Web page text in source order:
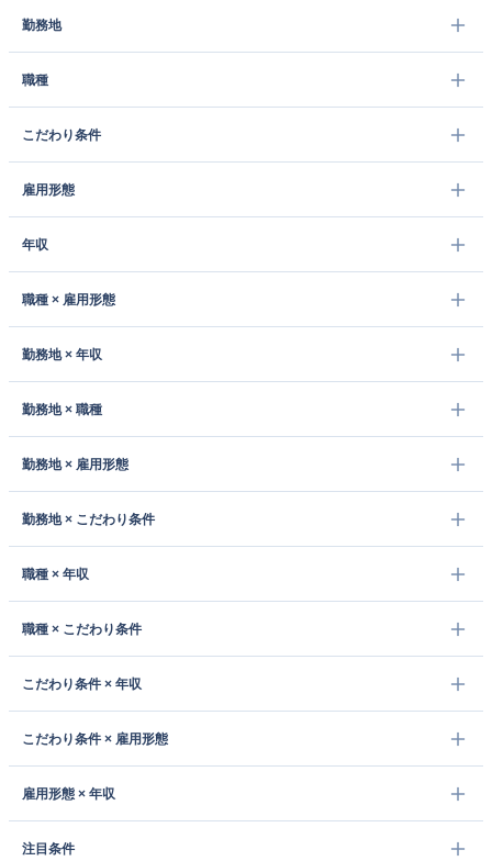
勤務地
職種
こだわり条件
雇用形態
年収
職種 × 雇用形態
勤務地 × 年収
勤務地 × 職種
勤務地 × 雇用形態
勤務地 × こだわり条件
職種 × 年収
職種 × こだわり条件
こだわり条件 × 年収
こだわり条件 × 雇用形態
雇用形態 × 年収
注目条件